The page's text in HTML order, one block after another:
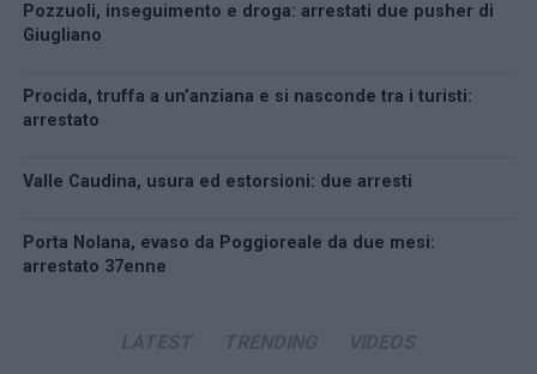
Pozzuoli, inseguimento e droga: arrestati due pusher di
Giugliano
Procida, truffa a un’anziana e si nasconde tra i turisti:
arrestato
Valle Caudina, usura ed estorsioni: due arresti
Porta Nolana, evaso da Poggioreale da due mesi:
arrestato 37enne